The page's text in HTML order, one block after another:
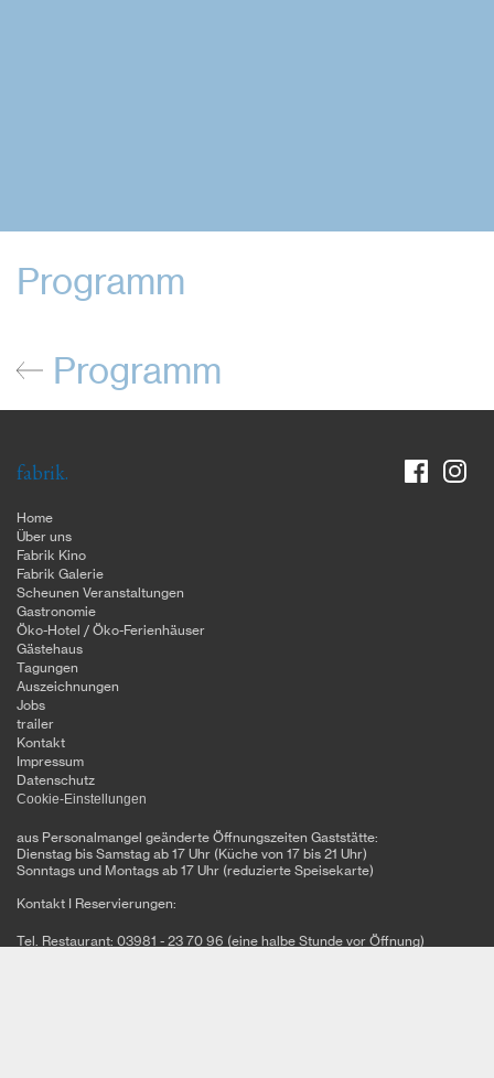
Programm
Programm
fabrik.
Home
Über uns
Fabrik Kino
Fabrik Galerie
Scheunen Veranstaltungen
Gastronomie
Öko-Hotel / Öko-Ferienhäuser
Gästehaus
Tagungen
Auszeichnungen
Jobs
trailer
Kontakt
Impressum
Datenschutz
Cookie-Einstellungen
aus Personalmangel geänderte Öffnungszeiten Gaststätte:
Dienstag bis Samstag ab 17 Uhr (Küche von 17 bis 21 Uhr)
Sonntags und Montags ab 17 Uhr (reduzierte Speisekarte)
Kontakt I Reservierungen:
Tel. Restaurant: 03981 - 23 70 96 (eine halbe Stunde vor Öffnung)